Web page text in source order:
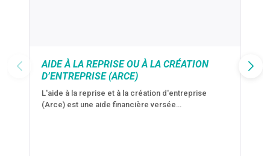
AIDE À LA REPRISE OU À LA CRÉATION
D’ENTREPRISE (ARCE)
L'aide à la reprise et à la création d'entreprise
(Arce) est une aide financière versée…